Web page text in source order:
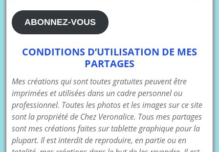
mail
ABONNEZ-VOUS
CONDITIONS D’UTILISATION DE MES
PARTAGES
Mes créations qui sont toutes gratuites peuvent être
imprimées et utilisées dans un cadre personnel ou
professionnel. Toutes les photos et les images sur ce site
sont la propriété de Chez Veronalice. Tous mes partages
sont mes créations faites sur tablette graphique pour la
plupart. Il est interdit de reproduire, en partie ou en